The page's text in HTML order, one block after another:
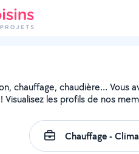
chauffage, chaudière… Vous
Visualisez les profils de nos